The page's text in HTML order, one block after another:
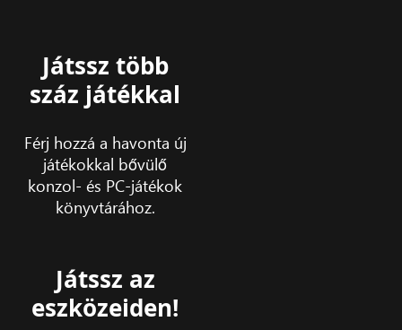
Játssz több
száz játékkal
Férj hozzá a havonta új
játékokkal bővülő
konzol- és PC-játékok
könyvtárához.
Játssz az
eszközeiden!